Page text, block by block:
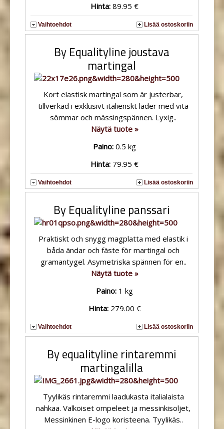
Hinta:89.95 €
Vaihtoehdot Lisää ostoskoriin
By Equalityline joustava
martingal
Kort elastisk martingal som är justerbar,
tillverkad i exklusivt italienskt läder med vita
sömmar och mässingspännen. Lyxig..
Näytä tuote »
Paino:0.5 kg
Hinta: 79.95 €
Vaihtoehdot Lisää ostoskoriin
By Equalityline panssari
Praktiskt och snygg magplatta med elastik i
båda ändar och fäste för martingal och
gramantygel. Asymetriska spännen för en..
Näytä tuote »
Paino: 1 kg
Hinta: 279.00 €
Vaihtoehdot Lisää ostoskoriin
By equalityline rintaremmi
martingalilla
Tyylikäs rintaremmi laadukasta italialaista
nahkaa. Valkoiset ompeleet ja messinkisoljet,
Messinkinen E-logo koristeena. Tyylikäs..